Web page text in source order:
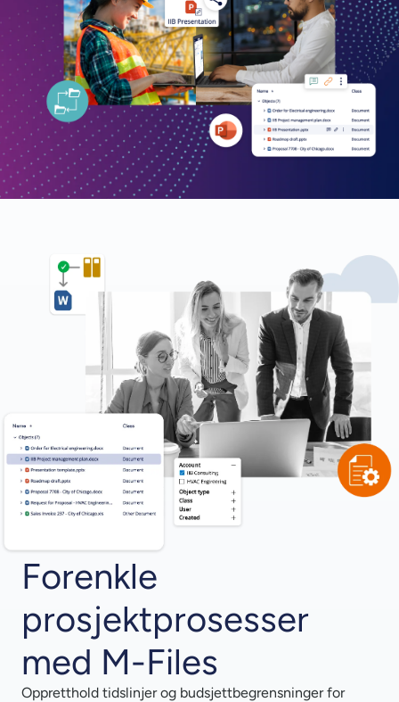
Forenkle
prosjektprosesser
med M-Files
Oppretthold tidslinjer og budsjettbegrensninger for